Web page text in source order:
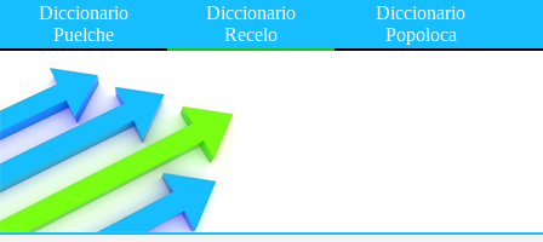
Diccionario
Puelche
Diccionario
Recelo
Diccionario
Popoloca